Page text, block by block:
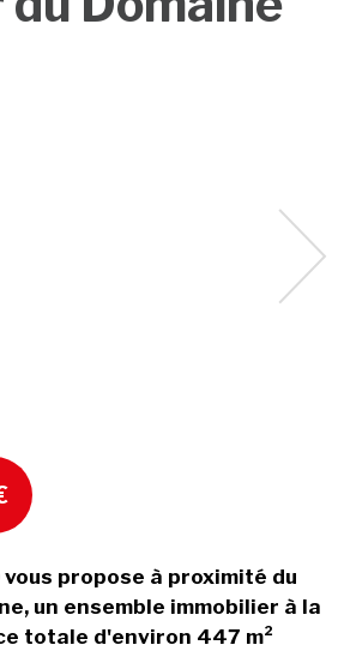
vous propose à proximité du
un ensemble immobilier à la
totale d'environ 447 m²